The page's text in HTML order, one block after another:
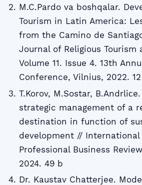
M.C.Pardo va boshqalar.
Tourism in Latin America:
from the Camino de
Journal of Religious Tourism
Volume 11. Issue 4. 13th
Conference, Vilnius, 2022.
T.Korov, M.Sostar,
strategic management of a
destination in function of
development // International
Professional Business
2024. 49 b
Dr. Kaustav Chatterjee.